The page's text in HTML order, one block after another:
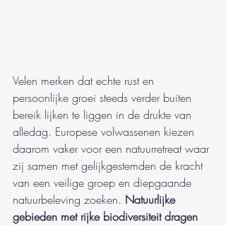
Velen merken dat echte rust en
persoonlijke groei steeds verder buiten
bereik lijken te liggen in de drukte van
alledag. Europese volwassenen kiezen
daarom vaker voor een natuurretreat waar
zij samen met gelijkgestemden de kracht
van een veilige groep en diepgaande
natuurbeleving zoeken. Natuurlijke
gebieden met rijke biodiversiteit dragen